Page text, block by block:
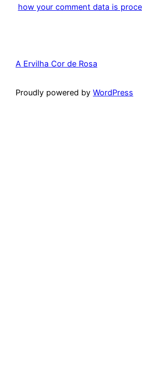
how your comment data is
A Ervilha Cor de Rosa
Proudly powered by WordPress